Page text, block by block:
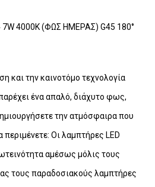
στο καλάθι σας.
7W 4000K (ΦΩΣ ΗΜΕΡΑΣ) G45 180°
και την καινοτόμο τεχνολογία
ένα απαλό, διάχυτο φως,
την ατμόσφαιρα που
περιμένετε: Οι λαμπτήρες LED
αμέσως μόλις τους
τους παραδοσιακούς λαμπτήρες